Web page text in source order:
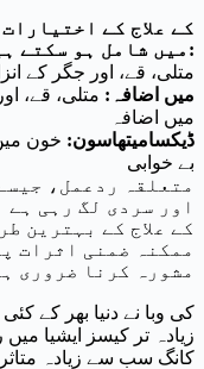
میں شامل ہو سکتے ہیں:
متلی، قے، اور جگر کے
Lopinavir/ritonavir میں اضافہ: متلی، قے،
میں اضافہ
ڈیکسامیتھاسون: خون
بے خوابی
اور سردی لگ رہی ہے
ممکنہ ضمنی اثرات
مشورہ کرنا ضروری
زیادہ تر کیسز ایشیا